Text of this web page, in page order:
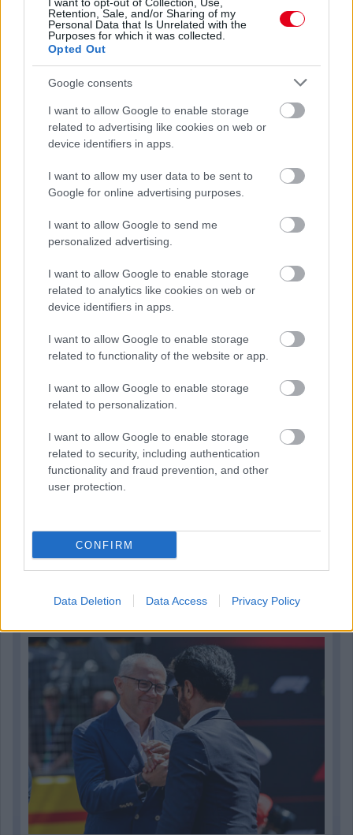
Retention, Sale, and/or Sharing of my
Personal Data that Is Unrelated with the
Purposes for which it was collected.
Opted Out
Google consents
I want to allow Google to enable storage
related to advertising like cookies on web or
device identifiers in apps.
I want to allow my user data to be sent to
Google for online advertising purposes.
I want to allow Google to send me
personalized advertising.
I want to allow Google to enable storage
related to analytics like cookies on web or
device identifiers in apps.
I want to allow Google to enable storage
related to functionality of the website or app.
I want to allow Google to enable storage
related to personalization.
I want to allow Google to enable storage
related to security, including authentication
functionality and fraud prevention, and other
user protection.
CONFIRM
Data Deletion Data Access Privacy Policy
Hakkinen megtartaná a Norris-Piastri párost a
McLarennél, nem borítaná fel Verstappenért
1 napja
Megvan, mikor kezdődik az F1-es Bahreini Nagydíj
Malajziában
2 napja
Ilyen lehet a jövő F1-es szabályrendszere Domenicali